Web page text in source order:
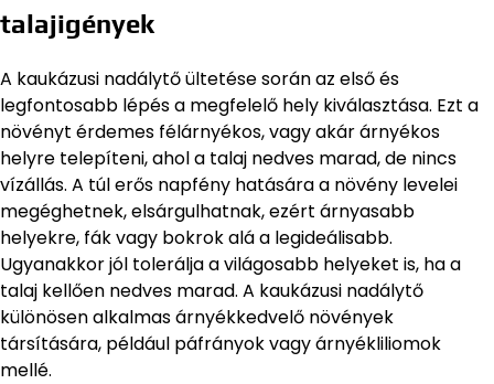
talajigények
A kaukázusi nadálytő ültetése során az első és
legfontosabb lépés a megfelelő hely kiválasztása. Ezt a
növényt érdemes félárnyékos, vagy akár árnyékos
helyre telepíteni, ahol a talaj nedves marad, de nincs
vízállás. A túl erős napfény hatására a növény levelei
megéghetnek, elsárgulhatnak, ezért árnyasabb
helyekre, fák vagy bokrok alá a legideálisabb.
Ugyanakkor jól tolerálja a világosabb helyeket is, ha a
talaj kellően nedves marad. A kaukázusi nadálytő
különösen alkalmas árnyékkedvelő növények
társítására, például páfrányok vagy árnyékliliomok
mellé.